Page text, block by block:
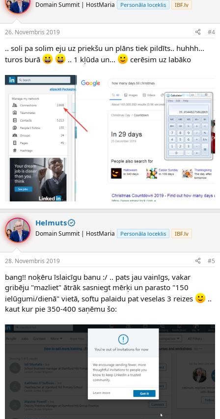
Domain Summit | HostMaria Personāla loceklis IBF.lv
26. Novembris 2019 #4
.. soli pa solim eju uz priekšu un plāns tiek pildīts.. huhhh...
turos burā
.. 1 kļūda un... cerēsim uz labāko
Helmuts
Domain Summit | HostMaria Personāla loceklis IBF.lv
28. Novembris 2019 #5
bang!! noķēru īslaicīgu banu :/ .. pats jau vainīgs, vakar
gribēju "mazliet" ātrāk sasniegt mērķi un parasto "150
ielūgumi/dienā" vietā, softu palaidu pat veselas 3 reizes
..
kaut kur pie 350-400 saņēmu šo: